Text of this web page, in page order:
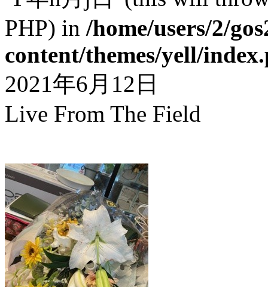
PHP) in /home/users/2/
content/themes/yell/
2021年6月12日
Live From The Field